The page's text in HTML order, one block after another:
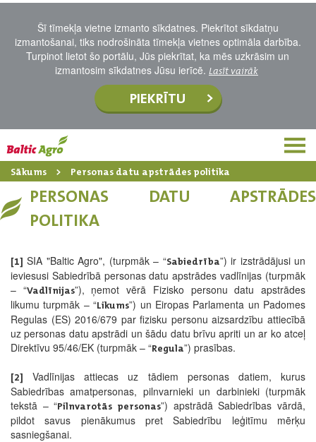
Šī tīmekļa vietne izmanto sīkdatnes. Piekrītot sīkdatņu
izmantošanai, tiks nodrošināta tīmekļa vietnes optimāla darbība.
Turpinot lietot šo portālu, Jūs piekrītat, ka mēs uzkrāsim un
izmantosim sīkdatnes Jūsu ierīcē. Lasīt vairāk
PIEKRĪTU
Sākums Personas datu apstrādes politika
PERSONAS DATU APSTRĀDES
POLITIKA
[1] SIA "Baltic Agro", (turpmāk – “Sabiedrība”) ir izstrādājusi un
ieviesusi Sabiedrībā personas datu apstrādes vadlīnijas (turpmāk
– “Vadlīnijas”), ņemot vērā Fizisko personu datu apstrādes
likumu turpmāk – “Likums”) un Eiropas Parlamenta un Padomes
Regulas (ES) 2016/679 par fizisku personu aizsardzību attiecībā
uz personas datu apstrādi un šādu datu brīvu apriti un ar ko atceļ
Direktīvu 95/46/EK (turpmāk – “Regula”) prasības.
[2]
Vadlīnijas attiecas uz tādiem personas datiem, kurus
Sabiedrības amatpersonas, pilnvarnieki un darbinieki (turpmāk
tekstā – “Pilnvarotās personas”) apstrādā Sabiedrības vārdā,
pildot savus pienākumus pret Sabiedrību leģitīmu mērķu
sasniegšanai.